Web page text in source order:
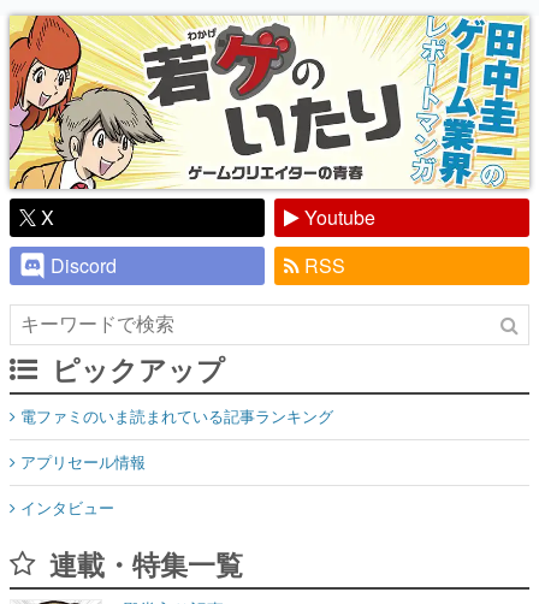
り】
X
Youtube
Discord
RSS
ピックアップ
電ファミのいま読まれている記事ランキング
アプリセール情報
インタビュー
連載・特集一覧